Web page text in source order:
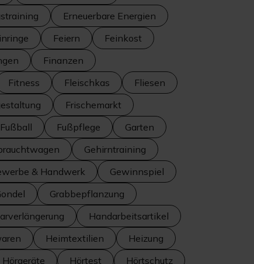
Erneuerbare Energien
Feiern
Feinkost
Finanzen
Fitness Fleischkas
Fliesen
Frischemarkt
Fußball Fußpflege
Garten
Gehirntraining
& Handwerk
Gewinnspiel
Grabbepflanzung
Handarbeitsartikel
Heimtextilien
Heizung
Hörgeräte Hörtest Hörtschutz